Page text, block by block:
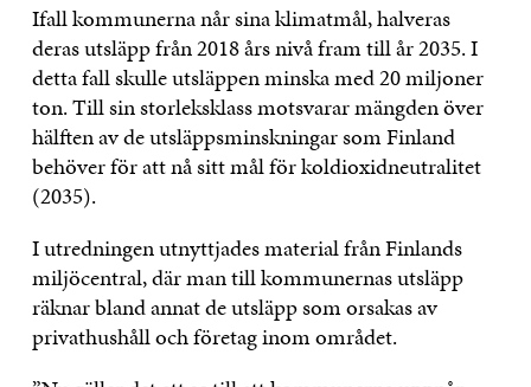
Ifall kommunerna når sina klimatmål, halveras
deras utsläpp från 2018 års nivå fram till år 2035. I
detta fall skulle utsläppen minska med 20 miljoner
ton. Till sin storleksklass motsvarar mängden över
hälften av de utsläppsminskningar som Finland
behöver för att nå sitt mål för koldioxidneutralitet
(2035).
I utredningen utnyttjades material från Finlands
miljöcentral, där man till kommunernas utsläpp
räknar bland annat de utsläpp som orsakas av
privathushåll och företag inom området.